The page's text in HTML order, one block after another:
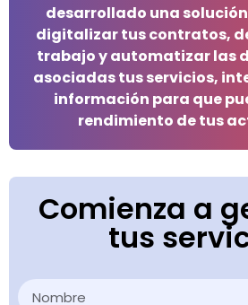
desarrollado una
digitalizar tus contratos,
trabajo y automatizar las
asociadas tus servicios,
información para que
rendimiento de tus
Comienza a
tus